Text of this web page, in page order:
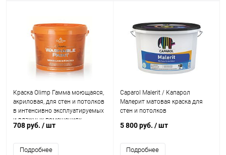
Краска Olimp Гамма моющаяся,
акриловая, для стен и потолков
в интенсивно эксплуатируемых
и влажных помещениях
708 руб. / шт
Подробнее
Caparol Malerit / Капарол
Малерит матовая краска для
стен и потолков
5 800 руб. / шт
Подробнее